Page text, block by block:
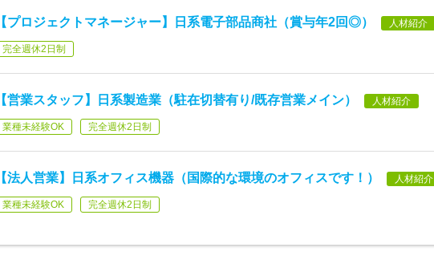
【プロジェクトマネージャー】日系電子部品商社（賞与年2回◎） 人材紹介
完全週休2日制
【営業スタッフ】日系製造業（駐在切替有り/既存営業メイン） 人材紹介
業種未経験OK 完全週休2日制
【法人営業】日系オフィス機器（国際的な環境のオフィスです！） 人材紹介
業種未経験OK 完全週休2日制